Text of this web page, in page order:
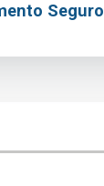
Seguro